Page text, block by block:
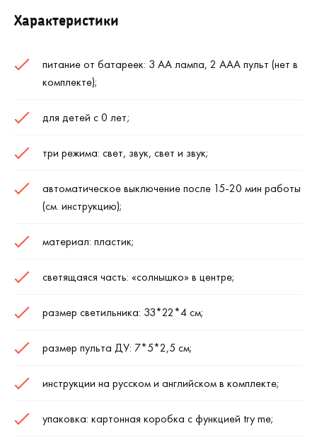
Характеристики
питание от батареек: 3 АА лампа, 2 ААА пульт (нет в
комплекте);
для детей с 0 лет;
три режима: свет, звук, свет и звук;
автоматическое выключение после 15-20 мин работы
(см. инструкцию);
материал: пластик;
светящаяся часть: «солнышко» в центре;
размер светильника: 33*22*4 см;
размер пульта ДУ: 7*5*2,5 см;
инструкции на русском и английском в комплекте;
упаковка: картонная коробка с функцией try me;